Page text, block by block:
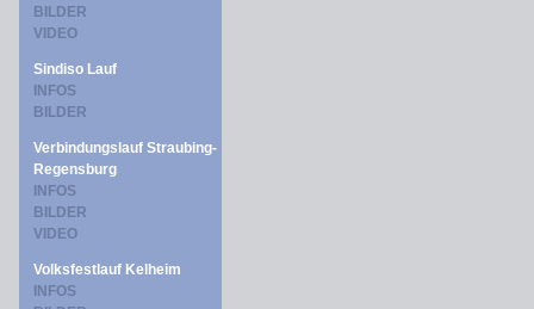
BILDER
VIDEO
Sindiso Lauf
INFOS
BILDER
Verbindungslauf Straubing-
Regensburg
INFOS
BILDER
VIDEO
Volksfestlauf Kelheim
INFOS